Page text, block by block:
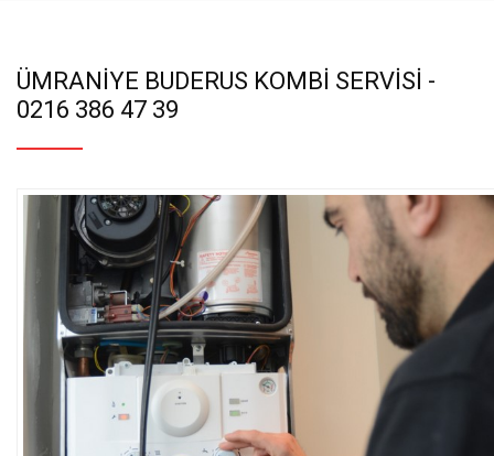
ÜMRANIYE BUDERUS KOMBI SERVISI -
0216 386 47 39